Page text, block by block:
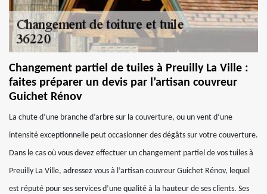
Changement partiel de tuiles à Preuilly La Ville :
faites préparer un devis par l’artisan couvreur
Guichet Rénov
La chute d’une branche d’arbre sur la couverture, ou un vent d’une
intensité exceptionnelle peut occasionner des dégâts sur votre couverture.
Dans le cas où vous devez effectuer un changement partiel de vos tuiles à
Preuilly La Ville, adressez vous à l’artisan couvreur Guichet Rénov, lequel
est réputé pour ses services d’une qualité à la hauteur de ses clients. Ses